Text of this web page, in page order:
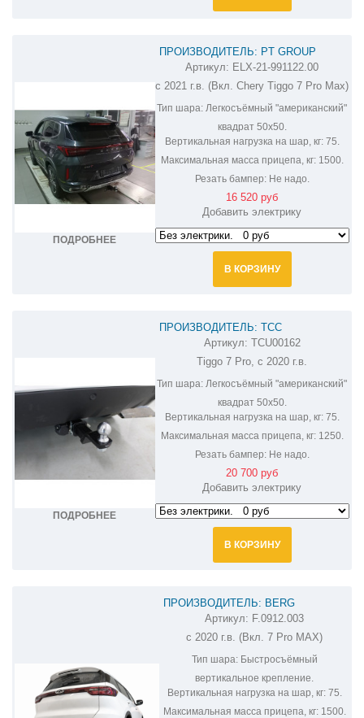
ПОДРОБНЕЕ
ПРОИЗВОДИТЕЛЬ: PT GROUP
ФАРКОП НА CHERY TIGGO 7 PRO ELX-
21-991122.00
Артикул: ELX-21-991122.00
с 2021 г.в. (Вкл. Chery Tiggo 7 Pro Max)
Тип шара: Легкосъёмный "американский"
квадрат 50х50.
Вертикальная нагрузка на шар, кг:75.
Максимальная масса прицепа, кг:1500.
Резать бампер:Не надо.
16 520 руб
Добавить электрику
В КОРЗИНУ
ПОДРОБНЕЕ
ПРОИЗВОДИТЕЛЬ: ТСС
ФАРКОП НА CHERY TIGGO 7 PRO
TCU00162
Артикул: TCU00162
Tiggo 7 Pro, с 2020 г.в.
Тип шара: Легкосъёмный "американский"
квадрат 50х50.
Вертикальная нагрузка на шар, кг:75.
Максимальная масса прицепа, кг:1250.
Резать бампер:Не надо.
20 700 руб
Добавить электрику
В КОРЗИНУ
ПРОИЗВОДИТЕЛЬ: BERG
ФАРКОП НА CHERY TIGGO 7 PRO
F.0912.003
Артикул: F.0912.003
с 2020 г.в. (Вкл. 7 Pro MAX)
Тип шара:Быстросъёмный
вертикальное крепление.
Вертикальная нагрузка на шар, кг:75.
Максимальная масса прицепа, кг:1500.